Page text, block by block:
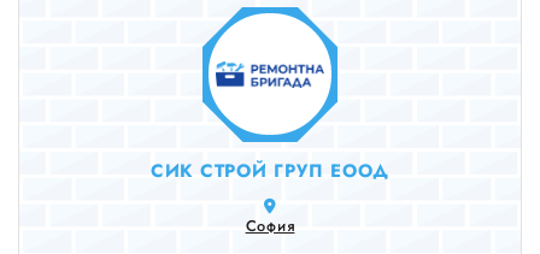
СИК СТРОЙ ГРУП ЕООД
София